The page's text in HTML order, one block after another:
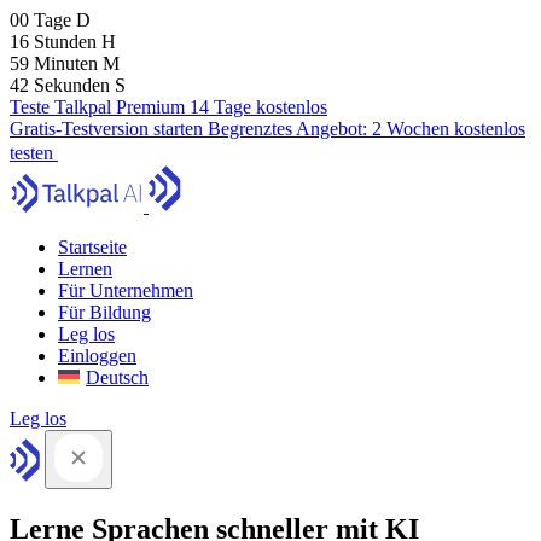
00 Tage D
16 Stunden H
59 Minuten M
41 Sekunden S
Teste Talkpal Premium 14 Tage kostenlos
Gratis-Testversion starten Begrenztes Angebot: 2 Wochen kostenlos
testen
Startseite
Lernen
Für Unternehmen
Für Bildung
Leg los
Einloggen
Deutsch
Leg los
Lerne Sprachen schneller mit KI